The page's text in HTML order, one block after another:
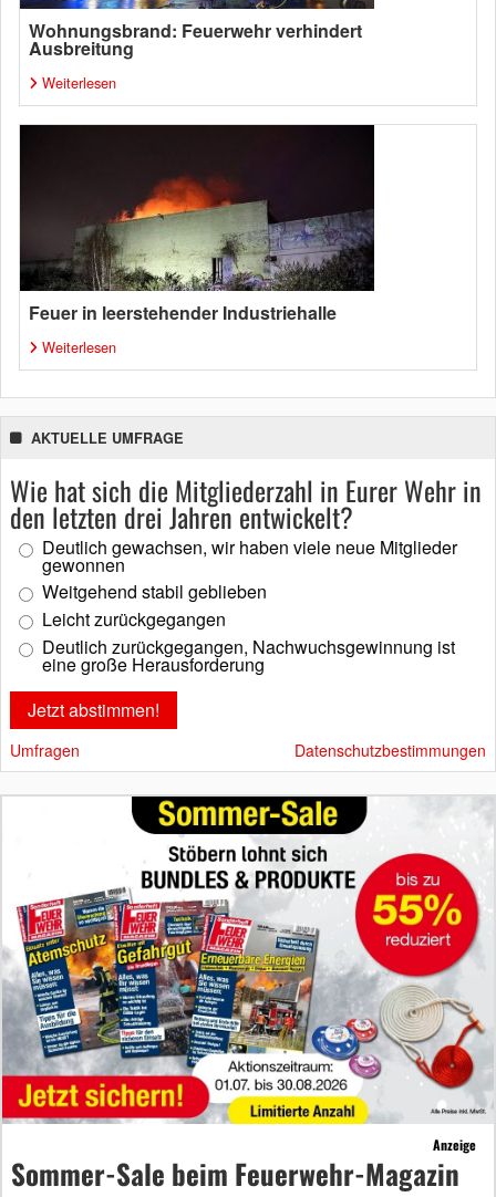
Wohnungsbrand: Feuerwehr verhindert
Ausbreitung
Weiterlesen
Feuer in leerstehender Industriehalle
Weiterlesen
AKTUELLE UMFRAGE
Wie hat sich die Mitgliederzahl in Eurer Wehr in
den letzten drei Jahren entwickelt?
Deutlich gewachsen, wir haben viele neue Mitglieder
gewonnen
Weitgehend stabil geblieben
Leicht zurückgegangen
Deutlich zurückgegangen, Nachwuchsgewinnung ist
eine große Herausforderung
Umfragen Datenschutzbestimmungen
Anzeige
Sommer-Sale beim Feuerwehr-Magazin